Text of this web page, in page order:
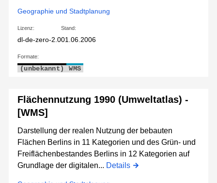
Geographie und Stadtplanung
Lizenz:
dl-de-zero-2.0
Stand:
01.06.2006
Formate:
(unbekannt) WMS
Flächennutzung 1990 (Umweltatlas) -
[WMS]
Darstellung der realen Nutzung der bebauten
Flächen Berlins in 11 Kategorien und des Grün- und
Freiflächenbestandes Berlins in 12 Kategorien auf
Grundlage der digitalen... Details